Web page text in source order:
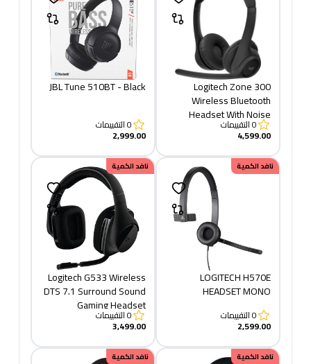
Logitech Zone 300
Wireless Bluetooth
Headset With Noise
0التقييمات
4,599.00
JBL Tune 510BT - Black
0التقييمات
2,999.00
نافد الكمية
LOGITECH H570E
HEADSET MONO
0التقييمات
2,599.00
نافد الكمية
Logitech G533 Wireless
DTS 7.1 Surround Sound
Gaming Headset
0التقييمات
3,499.00
نافد الكمية نافد الكمية